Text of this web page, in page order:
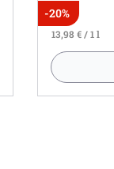
-20%
13,98 € / 1 l